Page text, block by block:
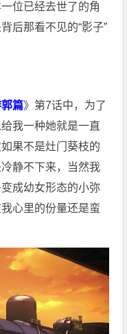
位已经去世了的角
后那看不见的“影子”
篇》第7话中，为了
我一种她就是一直
果不是灶门葵枝的
静不下来，当然我
成幼女形态的小弥
心里的份量还是蛮